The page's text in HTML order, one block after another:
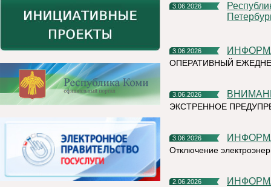
3.06.2026
Республика Коми представит свой потенциал на XXIX
3.06.2026
ОПЕРАТИВНЫЙ
3.06.2026
ЭКСТРЕННОЕ
3.06.2026
Отключение
2.06.2026